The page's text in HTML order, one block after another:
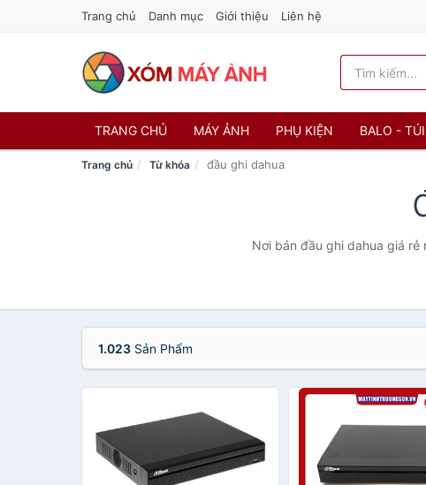
Trang chủ Danh mục Giới thiệu Liên hệ
TRANG CHỦ MÁY ẢNH PHỤ KIỆN BALO - TÚI
Trang chủ Từ khóa đầu ghi dahua
Nơi bán đầu ghi dahua giá
1.023 Sản Phẩm